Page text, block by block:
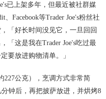
已上架多年，但最近被社群媒
Facebook等Trader Joe's粉丝社
「好长时间没见它，一旦回回
「这是我在Trader Joe's吃过最
要放进购物清单。」
227公克），烹调方式非常简
分钟后，再把披萨放进，并烘烤8